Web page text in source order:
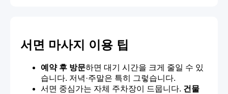
서면 마사지 이용 팁
예약 후 방문하면 대기 시간을 크게 줄일 수 있
습니다. 저녁·주말은 특히 그렇습니다.
서면 중심가는 자체 주차장이 드뭅니다. 건물